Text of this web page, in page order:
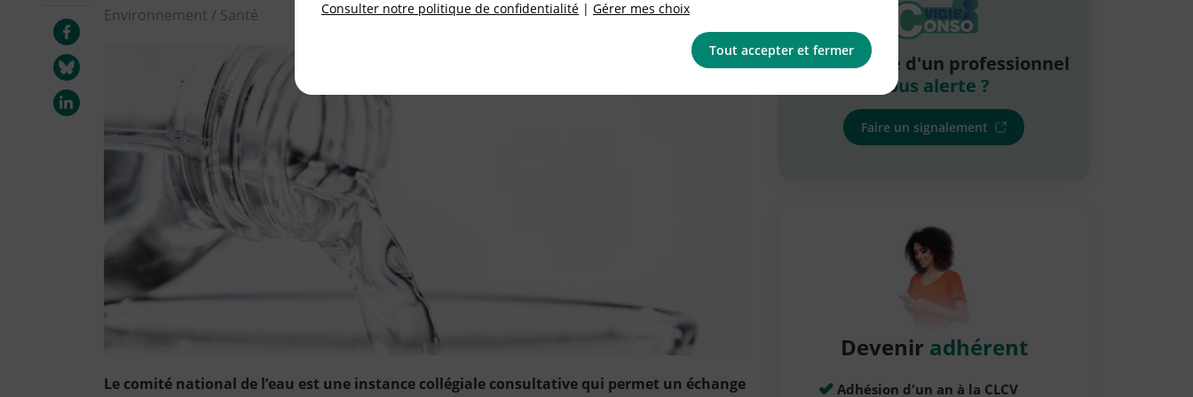
Environnement / Santé
Le comité national de l’eau est une instance collégiale consultative qui permet un échange
La pratique d'un professionnel
vous alerte ?
Faire un signalement
Devenir adhérent
Adhésion d'un an à la CLCV
Consulter notre politique de confidentialité | Gérer mes choix
Tout accepter et fermer